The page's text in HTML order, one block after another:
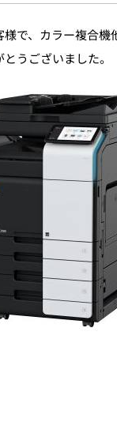
で、カラー複合機
うございました。